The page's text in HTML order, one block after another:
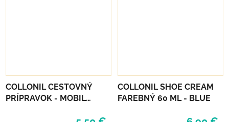
COLLONIL CESTOVNÝ
PRÍPRAVOK - MOBIL
COLLONIL SHOE CREAM
FAREBNÝ 60 ML - BLUE